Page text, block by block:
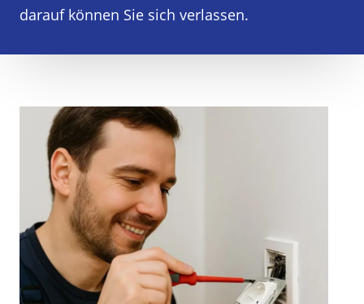
darauf können Sie sich verlassen.